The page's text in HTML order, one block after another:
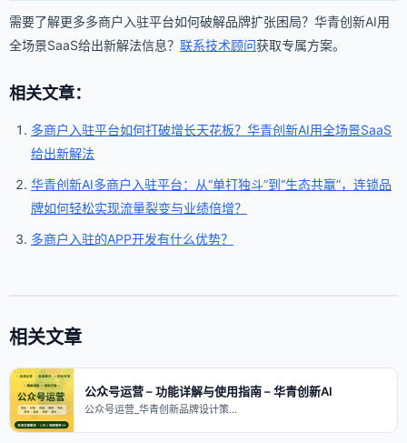
需要了解更多多商户入驻平台如何破解品牌扩张困局？华青创新AI用
全场景SaaS给出新解法信息？ 联系技术顾问获取专属方案。
相关文章：
多商户入驻平台如何打破增长天花板？华青创新AI用全场景SaaS
给出新解法
华青创新AI多商户入驻平台：从“单打独斗”到“生态共赢”，连锁品
牌如何轻松实现流量裂变与业绩倍增？
多商户入驻的APP开发有什么优势？
相关文章
公众号运营 – 功能详解与使用指南 – 华青创新AI
公众号运营_华青创新品牌设计策…